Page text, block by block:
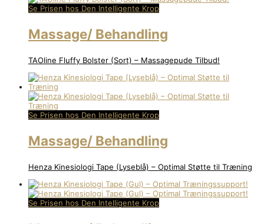
Se Prisen hos Den Intelligente Krop
Massage/ Behandling
TAOline Fluffy Bolster (Sort) – Massagepude Tilbud!
Se Prisen hos Den Intelligente Krop
Massage/ Behandling
Henza Kinesiologi Tape (Lyseblå) – Optimal Støtte til Træning
Se Prisen hos Den Intelligente Krop